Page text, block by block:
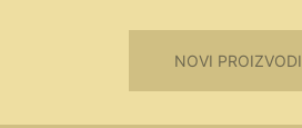
NOVI PROIZVODI